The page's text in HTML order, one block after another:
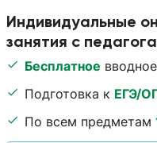
Индивидуальные
занятия с
Бесплатное
Подготовка к ЕГЭ/
По всем предметам